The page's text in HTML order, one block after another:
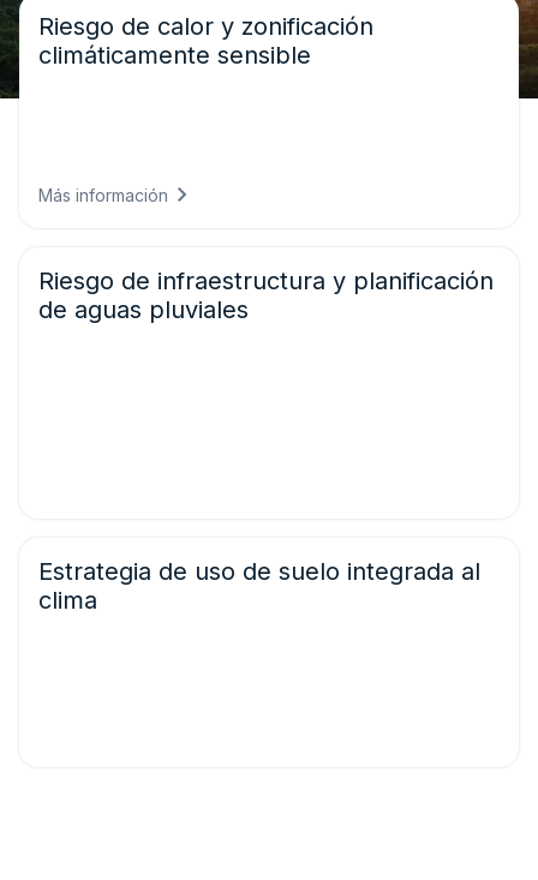
Riesgo de calor y zonificación
climáticamente sensible
Más información
Riesgo de infraestructura y planificación
de aguas pluviales
Estrategia de uso de suelo integrada al
clima